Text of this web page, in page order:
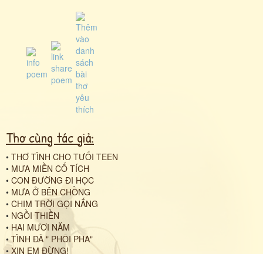
Thơ cùng tác giả:
• THƠ TÌNH CHO TƯỔI TEEN
• MƯA MIỀN CỔ TÍCH
• CON ĐƯỜNG ĐI HỌC
• MƯA Ở BÊN CHỒNG
• CHIM TRỜI GỌI NẮNG
• NGỒI THIỀN
• HAI MƯƠI NĂM
•TÌNH ĐÃ " PHÔI PHA"
• XIN EM ĐỪNG!